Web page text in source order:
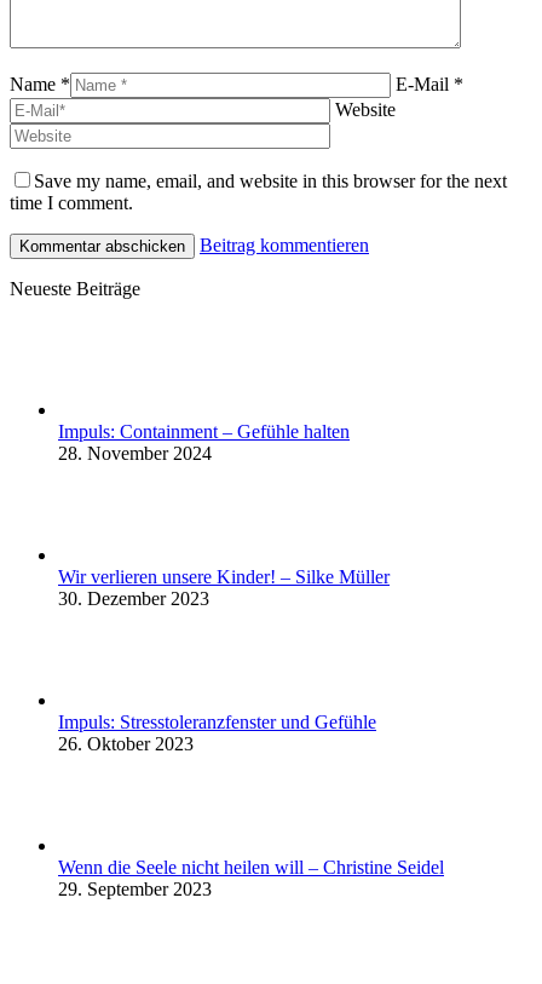
Name *
E-Mail *
Website
Save my name, email, and website in this browser for the next
time I comment.
Beitrag kommentieren
Neueste Beiträge
Impuls: Containment – Gefühle halten
28. November 2024
Wir verlieren unsere Kinder! – Silke Müller
30. Dezember 2023
Impuls: Stresstoleranzfenster und Gefühle
26. Oktober 2023
Wenn die Seele nicht heilen will – Christine Seidel
29. September 2023